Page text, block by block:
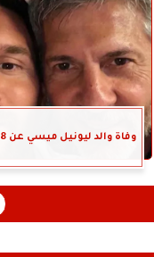
وفاة والد ليونيل ميسي عن 68 عاما